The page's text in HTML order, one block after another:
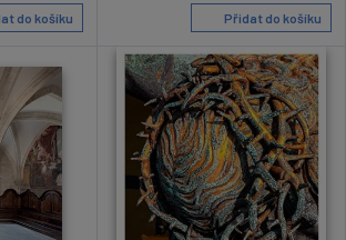
do košíku Přidat do košíku